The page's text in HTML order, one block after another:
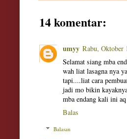
14 komentar:
umyy Rabu, Oktober
Selamat siang mba
wah liat lasagna nya
tapi....liat cara
jadi mo bikin
mba endang kali ini
Balas
Balasan